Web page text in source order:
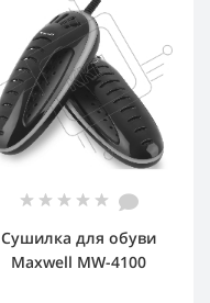
Сушилка для обуви
Maxwell MW-4100